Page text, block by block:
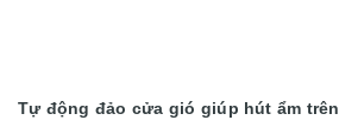
Tự động đảo cửa gió giúp hút ẩm